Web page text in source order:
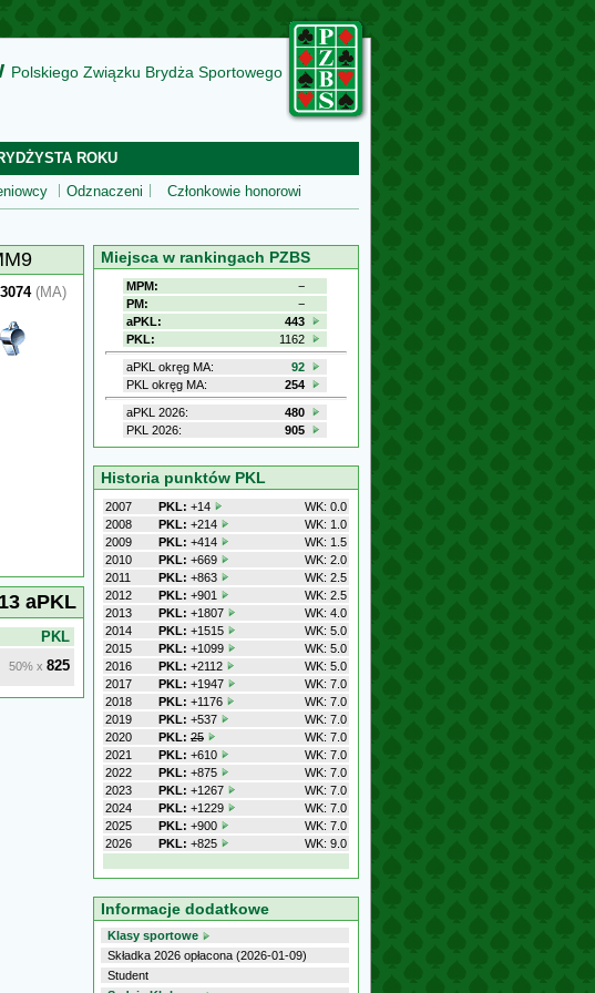
Polskiego Związku Brydża Sportowego
ROKU
Odznaczeni Członkowie honorowi
(MA)
aPKL
PKL
50% x 825
Miejsca w rankingach PZBS
MPM:
−
PM:
−
aPKL:
443
PKL:
1162
aPKL okręg MA:
92
PKL okręg MA:
254
aPKL 2026:
480
PKL 2026:
905
Historia punktów PKL
2007 PKL: +14
WK: 0.0
2008
PKL: +214
WK: 1.0
2009
PKL: +414
WK: 1.5
2010
PKL: +669
WK: 2.0
2011
PKL: +863
WK: 2.5
2012
PKL: +901
WK: 2.5
2013
PKL: +1807
WK: 4.0
2014
PKL: +1515
WK: 5.0
2015
PKL: +1099
WK: 5.0
2016
PKL: +2112
WK: 5.0
2017
PKL: +1947
WK: 7.0
2018
PKL: +1176
WK: 7.0
2019
PKL: +537
WK: 7.0
2020
PKL: 25
WK: 7.0
2021
PKL: +610
WK: 7.0
2022
PKL: +875
WK: 7.0
2023
PKL: +1267
WK: 7.0
2024
PKL: +1229
WK: 7.0
2025
PKL: +900
WK: 7.0
2026
PKL: +825 WK: 9.0
Informacje dodatkowe
Klasy sportowe
Składka 2026 opłacona (2026-01-09)
Student